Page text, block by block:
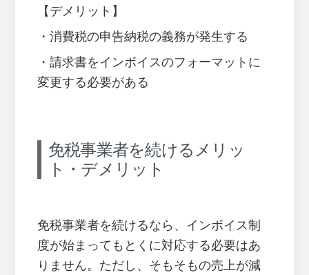
【デメリット】
・消費税の申告納税の義務が発生する
・請求書をインボイスのフォーマットに
変更する必要がある
免税事業者を続けるメリッ
ト・デメリット
免税事業者を続けるなら、インボイス制
度が始まってもとくに対応する必要はあ
りません。ただし、そもそもの売上が減